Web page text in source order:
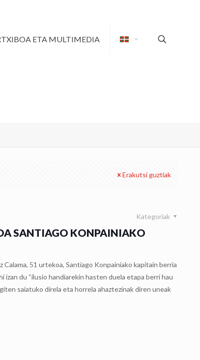
ETA MULTIMEDIA
Erakutsi guztiak
Kategoriak
SANTIAGO KONPAINIAKO
51 urtekoa, Santiago Konpainiako kapitain berria
du “ilusio handiarekin hasten duela etapa berri hau
saiatuko direla eta horrela ahaztezinak diren uneak